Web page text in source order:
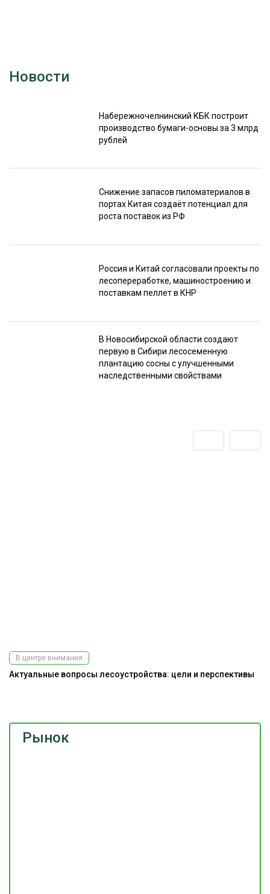
Новости
Набережночелнинский КБК построит
производство бумаги-основы за 3 млрд
рублей
Снижение запасов пиломатериалов в
портах Китая создаёт потенциал для
роста поставок из РФ
Россия и Китай согласовали проекты по
лесопереработке, машиностроению и
поставкам пеллет в КНР
В Новосибирской области создают
первую в Сибири лесосеменную
плантацию сосны с улучшенными
наследственными свойствами
Рынок
В центре внимания
Актуальные вопросы лесоустройства: цели и перспективы